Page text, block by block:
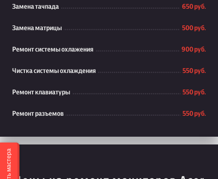
Замена тачпада 650 руб.
Замена матрицы 500 руб.
Ремонт системы охлажения 900 руб.
Чистка системы охлаждения 550 руб.
Ремонт клавиатуры 550 руб.
Ремонт разъемов 550 руб.